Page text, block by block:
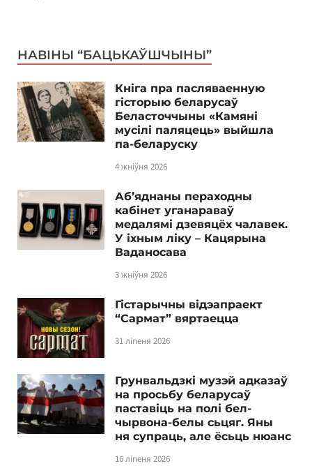
НАВІНЫ “БАЦЬКАЎШЧЫНЫ”
Кніга пра пасляваенную
гісторыю беларусаў
Беласточчыны «Камяні
мусілі паляцець» выйшла
па-беларуску
4 жніўня 2026
Аб’яднаны пераходны
кабінет уганараваў
медалямі дзевяцёх чалавек.
У іхным ліку – Кацярына
Ваданосава
3 жніўня 2026
Гістарычны відэапраект
“Сармат” вяртаецца
31 ліпеня 2026
Грунвальдзкі музэй адказаў
на просьбу беларусаў
паставіць на полі бел-
чырвона-белы сьцяг. Яны
ня супраць, але ёсьць нюанс
16 ліпеня 2026